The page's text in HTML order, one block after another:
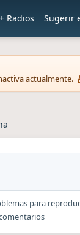
+ Radios Sugerir
actualmente.
para